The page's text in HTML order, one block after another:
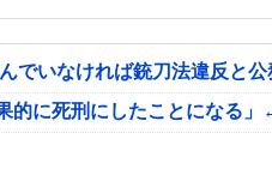
でいなければ銃刀法違反と
的に死刑にしたことになる